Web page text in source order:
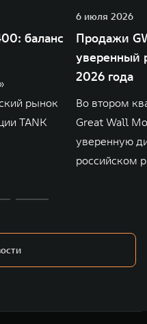
баланс
рынок
TANK
6 июля 2026
Продажи
уверенный
2026 года
Во втором
Great Wall
уверенную
российском